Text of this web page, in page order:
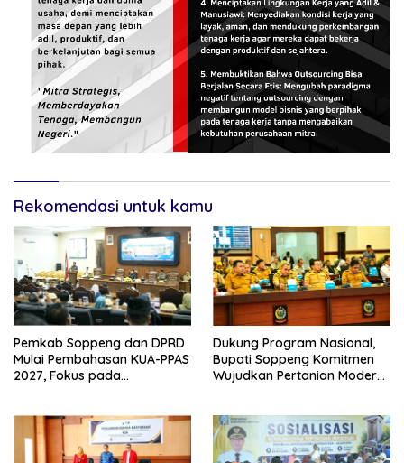
Rekomendasi untuk kamu
Pemkab Soppeng dan DPRD
Mulai Pembahasan KUA-PPAS
2027, Fokus pada
Dukung Program Nasional,
Bupati Soppeng Komitmen
Wujudkan Pertanian Modern